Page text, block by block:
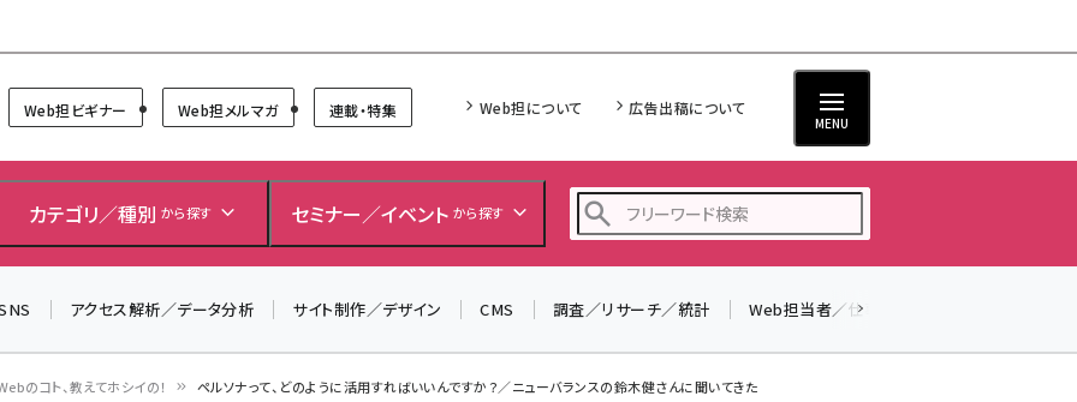
Web担ビギナー Web担メルマガ 連載・特集 Web担について 広告出稿について
MENU
カテゴリ／種別 から探す セミナー／イベント から探す
ai (2804)
アクセス解析／データ分析 サイト制作／デザイン CMS 調査／リサーチ／統計 Web担当者／仕事
のコト、教えてホシイの！ ペルソナって、どのように活用すればいいんですか？／ニューバランスの鈴木健さんに聞いてきた